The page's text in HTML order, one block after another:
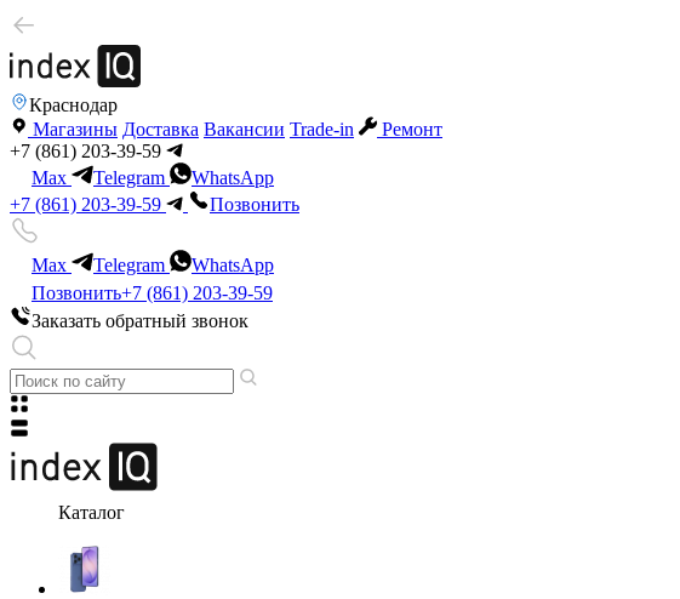
Краснодар
Магазины Доставка Вакансии Trade-in
Ремонт
+7 (861) 203-39-59
Max
Telegram
WhatsApp
+7 (861) 203-39-59
Позвонить
Max Telegram
WhatsApp
Позвонить+7 (861) 203-39-59
Заказать обратный звонок
Каталог